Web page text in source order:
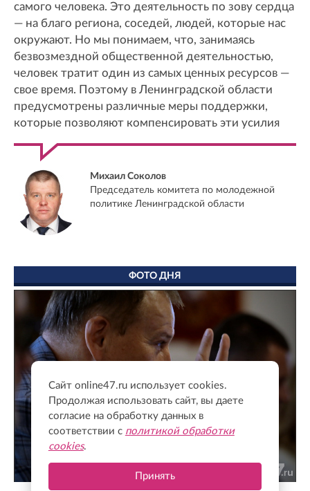
самого человека. Это деятельность по зову сердца
— на благо региона, соседей, людей, которые нас
окружают. Но мы понимаем, что, занимаясь
безвозмездной общественной деятельностью,
человек тратит один из самых ценных ресурсов —
свое время. Поэтому в Ленинградской области
предусмотрены различные меры поддержки,
которые позволяют компенсировать эти усилия
Михаил Соколов
Председатель комитета по молодежной
политике Ленинградской области
ФОТО ДНЯ
Сайт online47.ru использует cookies.
Продолжая использовать сайт, вы даете
согласие на обработку данных в
соответствии с политикой обработки
cookies.
Принять